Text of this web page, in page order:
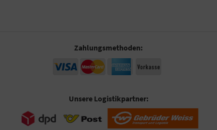
Zahlungsmethoden:
Unsere Logistikpartner: